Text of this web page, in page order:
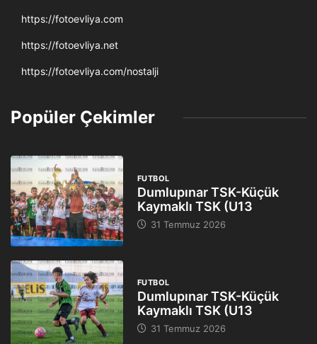
https://fotoevliya.com
https://fotoevliya.net
https://fotoevliya.com/nostalji
Popüler Çekimler
FUTBOL
Dumlupınar TSK-Küçük
Kaymaklı TSK (U13
31 Temmuz 2026
FUTBOL
Dumlupınar TSK-Küçük
Kaymaklı TSK (U13
31 Temmuz 2026